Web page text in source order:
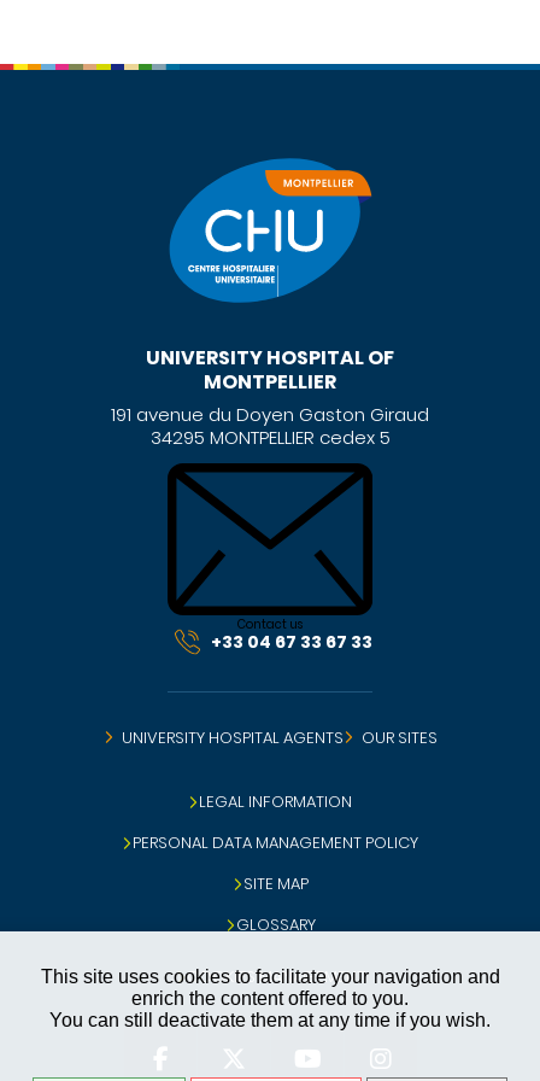
This site uses cookies to facilitate your navigation and
enrich the content offered to you.
You can still deactivate them at any time if you wish.
UNIVERSITY HOSPITAL OF
MONTPELLIER
191 avenue du Doyen Gaston Giraud
34295 MONTPELLIER cedex 5
Contact us
+33 04 67 33 67 33
UNIVERSITY HOSPITAL AGENTS OUR SITES
LEGAL INFORMATION
PERSONAL DATA MANAGEMENT POLICY
SITE MAP
GLOSSARY
COOKIES MANAGEMENT